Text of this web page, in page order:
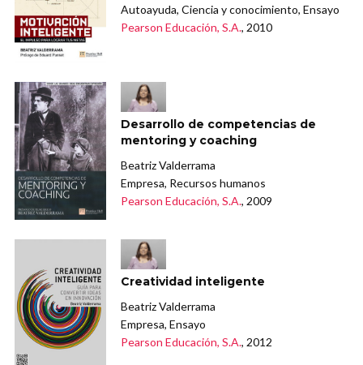
Autoayuda, Ciencia y conocimiento, Ensayo
Pearson Educación, S.A., 2010
Desarrollo de competencias de
mentoring y coaching
Beatriz Valderrama
Empresa, Recursos humanos
Pearson Educación, S.A., 2009
Creatividad inteligente
Beatriz Valderrama
Empresa, Ensayo
Pearson Educación, S.A., 2012